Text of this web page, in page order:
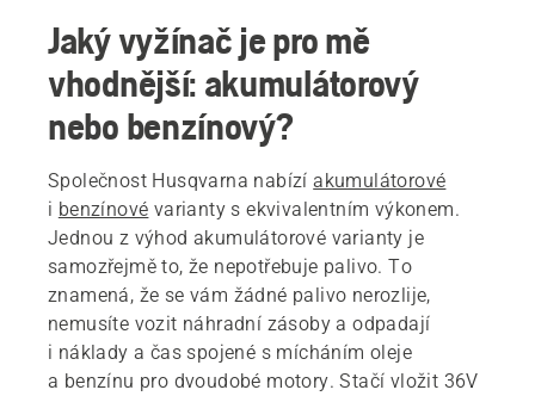
Jaký vyžínač je pro mě
vhodnější: akumulátorový
nebo benzínový?
Společnost Husqvarna nabízíakumulátorové
i benzínové varianty s ekvivalentním výkonem.
Jednou z výhod akumulátorové varianty je
samozřejmě to, že nepotřebuje palivo. To
znamená, že se vám žádné palivo nerozlije,
nemusíte vozit náhradní zásoby a odpadají
i náklady a čas spojené s mícháním oleje
a benzínu pro dvoudobé motory. Stačí vložit 36V